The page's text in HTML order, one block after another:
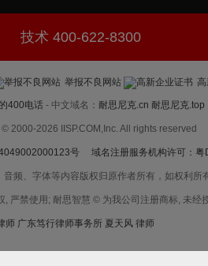
技术 400-622-8300
举报不良网站
400电话 - 中文域名： 耐思尼克.cn 耐思尼克.top
2000-2026 IISP.COM,Inc. All rights reserved
号 域名注册服务机构许可：
频、字体等内容版权归原作者所有，如权利
严禁使用; 耐思智慧 © 为我公司注册商标, 未经
师 广东笃行律师事务所 夏天风 律师